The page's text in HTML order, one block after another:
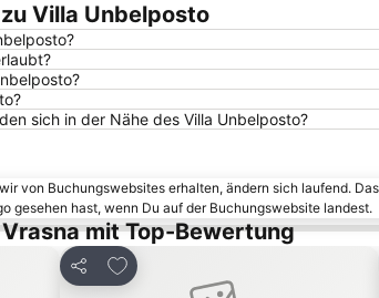
Villa Unbelposto
sich in der Nähe des Villa Unbelposto?
von Buchungswebsites erhalten, ändern sich laufend.
gesehen hast, wenn Du auf der Buchungswebsite landest.
mit Top-Bewertung
Teilen
Zu Favoriten hinzufügen